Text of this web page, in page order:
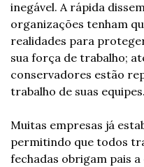
inegável. A rápida
organizações tenham
realidades para
sua força de trabalho;
conservadores estão
trabalho de suas equipes.
Muitas empresas já
permitindo que todos
fechadas obrigam pais